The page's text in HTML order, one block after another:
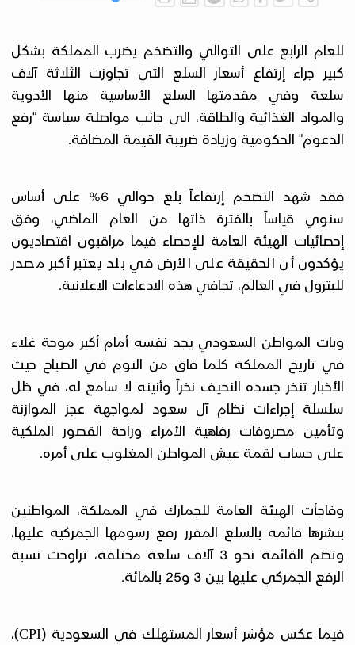
للعام الرابع على التوالي والتضخم يضرب المملكة بشكل
كبير جراء إرتفاع أسعار السلع التي تجاوزت الثلاثة آلاف
سلعة وفي مقدمتها السلع الأساسية منها الأدوية
والمواد الغذائية والطاقة، الى جانب مواصلة سياسة "رفع
الدعوم" الحكومية وزيادة ضريبة القيمة المضافة.
فقد شهد التضخم إرتفاعاً بلغ حوالي 6% على أساس
سنوي قياساً بالفترة ذاتها من العام الماضي، وفق
إحصائيات الهيئة العامة للإحصاء فيما مراقبون اقتصاديون
يؤكدون أن الحقيقة على الأرض في بلد يعتبر أكبر مصدر
للبترول في العالم، تجافي هذه الادعاءات الاعلانية.
وبات المواطن السعودي يجد نفسه أمام أكبر موجة غلاء
في تاريخ المملكة كلما فاق من النوم في الصباح حيث
الأخبار تنخر جسده النحيف نخراً وأنينه لا سامع له، في ظل
سلسلة إجراءات نظام آل سعود لمواجهة عجز الموازنة
وتأمين مصروفات رفاهية الأمراء وراحة القصور الملكية
على حساب لقمة عيش المواطن المغلوب على أمره.
وفاجأت الهيئة العامة للجمارك في المملكة، المواطنين
بنشرها قائمة بالسلع المقرر رفع رسومها الجمركية عليها،
وتضم القائمة نحو 3 آلاف سلعة مختلفة، تراوحت نسبة
الرفع الجمركي عليها بين 3 و25 بالمائة.
فيما عكس مؤشر أسعار المستهلك في السعودية (CPI)،